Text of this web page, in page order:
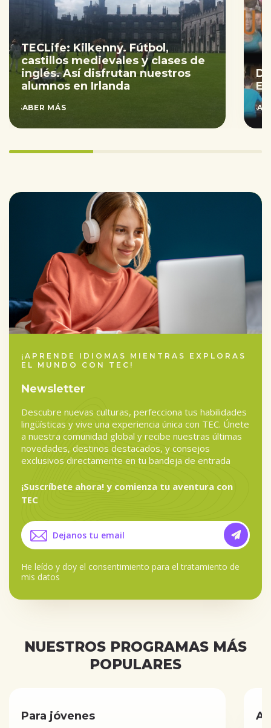
TECLife: Kilkenny. Fútbol,
castillos medievales y clases de
inglés. Así disfrutan nuestros
alumnos en Irlanda
SABER MÁS
33.333333333333336%
¡APRENDE IDIOMAS MIENTRAS EXPLORAS
EL MUNDO CON TEC!
Newsletter
Descubre nuevas culturas, perfecciona tus habilidades
lingüísticas y vive una experiencia única con TEC. Únete
a nuestra comunidad global y recibe nuestras últimas
novedades, destinos destacados, y consejos
exclusivos directamente en tu bandeja de entrada
¡Suscríbete ahora! y comienza tu aventura con
TEC
He leído y doy el consentimiento para el tratamiento de
mis datos
NUESTROS PROGRAMAS MÁS
POPULARES
Para jóvenes